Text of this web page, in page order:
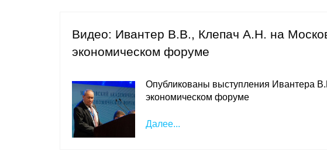
Видео: Ивантер В.В., Клепач А.Н. на
экономическом форуме
Опубликованы выступления Ивантера
экономическом форуме
Далее...